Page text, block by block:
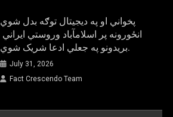
پخواني او په دیجیتال توګه بدل شوي
انځورونه پر اسلامآباد وروستي ایراني
بريدونو په جعلي ادعا شریک شوي.
July 31, 2026
Fact Crescendo Team